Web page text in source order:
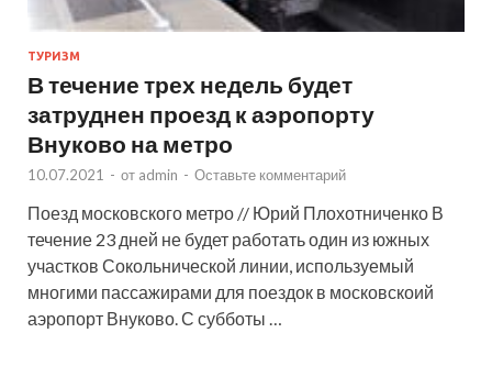
ТУРИЗМ
В течение трех недель будет
затруднен проезд к аэропорту
Внуково на метро
10.07.2021 - от admin - Оставьте комментарий
Поезд московского метро // Юрий Плохотниченко В
течение 23 дней не будет работать один из южных
участков Сокольнической линии, используемый
многими пассажирами для поездок в московскоий
аэропорт Внуково. С субботы …